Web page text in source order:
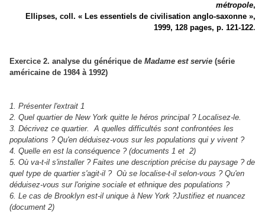
métropole,
Ellipses, coll. « Les essentiels de civilisation anglo-saxonne »,
1999, 128 pages, p. 121-122.
Exercice 2. analyse du générique de Madame est servie (série
américaine de 1984 à 1992)
1. Présenter l'extrait 1
2. Quel quartier de New York quitte le héros principal ? Localisez-le.
3. Décrivez ce quartier. A quelles difficultés sont confrontées les
populations ? Qu'en déduisez-vous sur les populations qui y vivent ?
4. Quelle en est la conséquence ? (documents 1 et 2)
5. Où va-t-il s'installer ? Faites une description précise du paysage ? de
quel type de quartier s'agit-il ? Où se localise-t-il selon-vous ? Qu'en
déduisez-vous sur l'origine sociale et ethnique des populations ?
6. Le cas de Brooklyn est-il unique à New York ?Justifiez et nuancez
(document 2)